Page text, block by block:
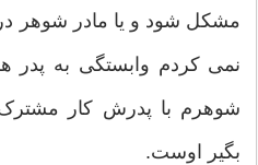
مشکل شود و یا مادر شوهر
نمی کردم وابستگی به پدر
شوهرم با پدرش کار
بگیر اوست.